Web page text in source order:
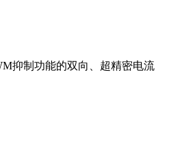
抑制功能的双向、超精密电流